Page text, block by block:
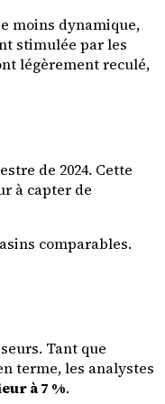
moins dynamique,
stimulée par les
légèrement reculé,
de 2024. Cette
à capter de
comparables.
Tant que
terme, les analystes
à 7 %.